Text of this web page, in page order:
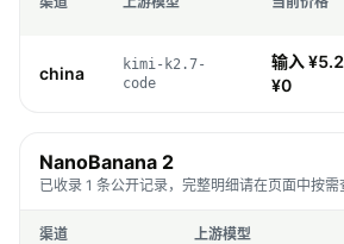
china
kimi-k2.7-
code
输入
¥0
NanoBanana 2
已收录 1 条公开记录，完整明细请在页面中按需
渠道 上游模型